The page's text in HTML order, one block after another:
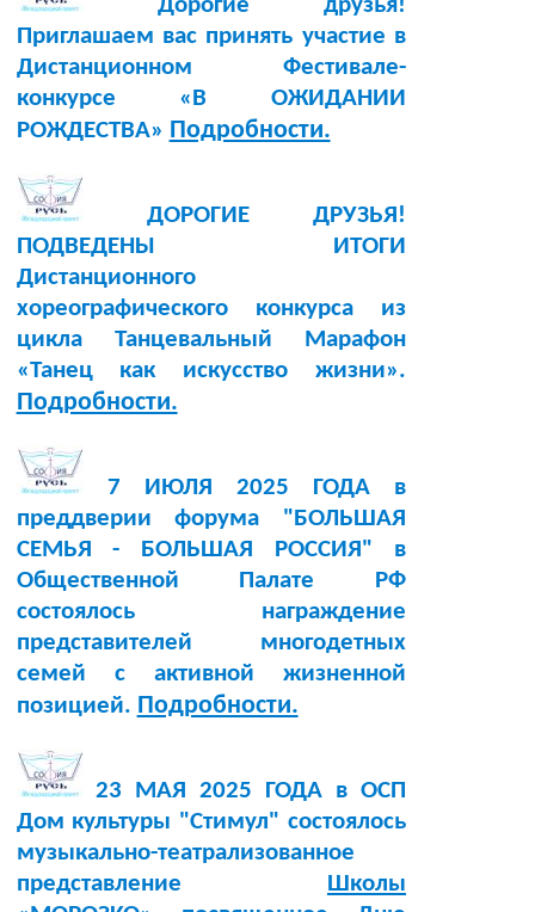
Дорогие друзья!
Приглашаем вас принять участие в
Дистанционном Фестивале-
конкурсе «В ОЖИДАНИИ
РОЖДЕСТВА» Подробности.
ДОРОГИЕ ДРУЗЬЯ!
ПОДВЕДЕНЫ ИТОГИ
Дистанционного
хореографического конкурса из
цикла Танцевальный Марафон
«Танец как искусство жизни».
Подробности.
7 ИЮЛЯ 2025 ГОДА в
преддверии форума "БОЛЬШАЯ
СЕМЬЯ - БОЛЬШАЯ РОССИЯ" в
Общественной Палате РФ
состоялось награждение
представителей многодетных
семей с активной жизненной
позицией. Подробности.
23 МАЯ 2025 ГОДА в ОСП
Дом культуры "Стимул" состоялось
музыкально-театрализованное
представление Школы